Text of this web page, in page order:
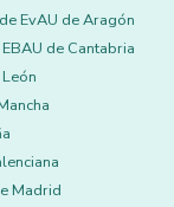
EvAU de Aragón
de Cantabria
Madrid